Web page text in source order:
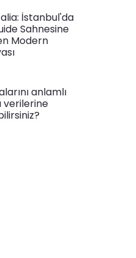
İstanbul'da
Sahnesine
Modern
anlamlı
verilerine